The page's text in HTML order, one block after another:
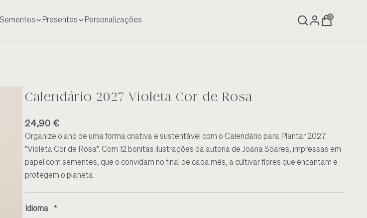
Presentes Personalizações 0
Calendário 2027 Violeta Cor de Rosa
24,90 €
Organize o ano de uma forma criativa e sustentável com o Calendário para Plantar 2027
“Violeta Cor de Rosa”. Com 12 bonitas ilustrações da autoria de Joana Soares, impressas em
papel com sementes, que o convidam no final de cada mês, a cultivar flores que encantam e
protegem o planeta.
Idioma *